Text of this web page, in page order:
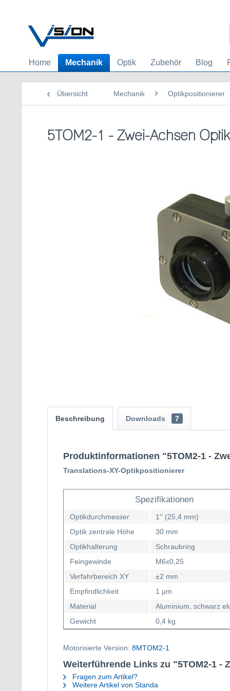
Home Mechanik Optik Zubehör Blog
Übersicht Mechanik Optikpositionierer
5TOM2-1 - Zwei-Achsen
Beschreibung Downloads 7
Produktinformationen "5TOM2-1 -
Translations-XY-Optikpositionierer
Spezifikationen
Optikdurchmesser
1'' (25,4 mm)
Optik zentrale Höhe
30 mm
Optikhalterung
Schraubring
Feingewinde
M6x0,25
Verfahrbereich XY
±2 mm
Empfindlichkeit
1 µm
Material
Aluminium, schwarz
Gewicht
0,4 kg
Motorisierte Version: 8MTOM2-1
Weiterführende Links zu "5TOM2-1 -
Fragen zum Artikel?
Weitere Artikel von Standa